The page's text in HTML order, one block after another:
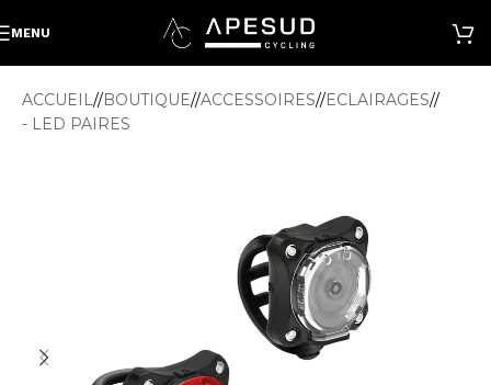
MENU
ACCUEIL/ BOUTIQUE/ ACCESSOIRES/ ECLAIRAGES/
- LED PAIRES